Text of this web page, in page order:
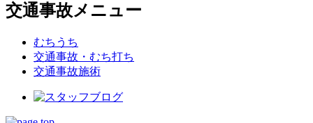
交通事故メニュー
むちうち
交通事故・むち打ち
交通事故施術